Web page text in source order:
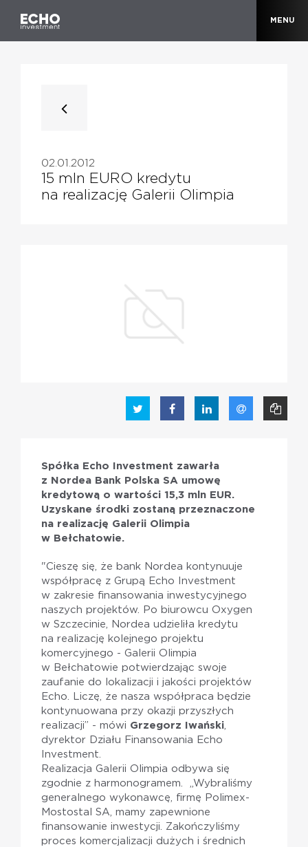
MENU
02.01.2012
15 mln EURO kredytu
na realizację Galerii Olimpia
Spółka Echo Investment zawarła
z Nordea Bank Polska SA umowę
kredytową o wartości 15,3 mln EUR.
Uzyskane środki zostaną przeznaczone
na realizację Galerii Olimpia
w Bełchatowie.
"Cieszę się, że bank Nordea kontynuuje
współpracę z Grupą Echo Investment
w zakresie finansowania inwestycyjnego
naszych projektów. Po biurowcu Oxygen
w Szczecinie, Nordea udzieliła kredytu
na realizację kolejnego projektu
komercyjnego - Galerii Olimpia
w Bełchatowie potwierdzając swoje
zaufanie do lokalizacji i jakości projektów
Echo. Liczę, że nasza współpraca będzie
kontynuowana przy okazji przyszłych
realizacji” - mówi Grzegorz Iwański,
dyrektor Działu Finansowania Echo
Investment.
Realizacja Galerii Olimpia odbywa się
zgodnie z harmonogramem. „Wybraliśmy
generalnego wykonawcę, firmę Polimex-
Mostostal SA, mamy zapewnione
finansowanie inwestycji. Zakończyliśmy
proces komercjalizacji dużych i średnich